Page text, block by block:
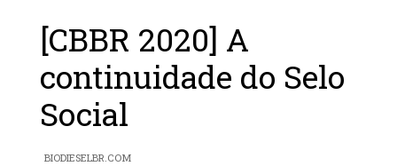
[CBBR 2020] A
continuidade do Selo
Social
BIODIESELBR.COM